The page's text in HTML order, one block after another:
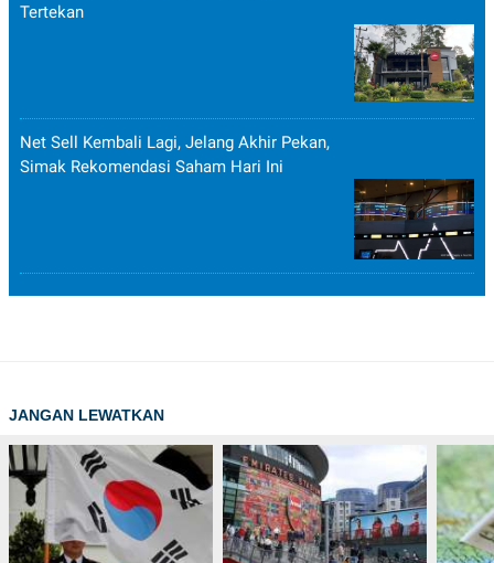
Tertekan
Net Sell Kembali Lagi, Jelang Akhir Pekan,
Simak Rekomendasi Saham Hari Ini
JANGAN LEWATKAN